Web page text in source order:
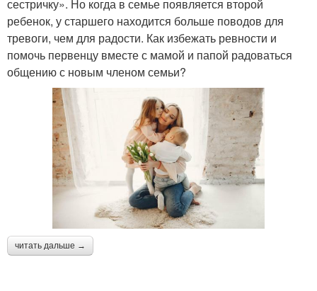
сестричку». Но когда в семье появляется второй
ребенок, у старшего находится больше поводов для
тревоги, чем для радости. Как избежать ревности и
помочь первенцу вместе с мамой и папой радоваться
общению с новым членом семьи?
читать дальше →